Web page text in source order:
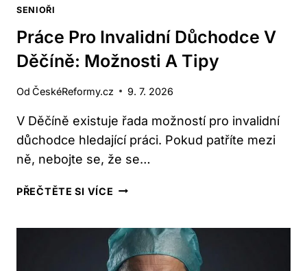
SENIOŘI
Práce Pro Invalidní Důchodce V
Děčíně: Možnosti A Tipy
Od ČeskéReformy.cz 9. 7. 2026
V Děčíně existuje řada možností pro invalidní
důchodce hledající práci. Pokud patříte mezi
ně, nebojte se, že se…
PŘEČTĚTE SI VÍCE PRÁCE
DŮCHODCE
V
DĚČÍNĚ: